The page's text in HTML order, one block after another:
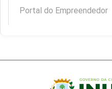
Portal do Empreendedor